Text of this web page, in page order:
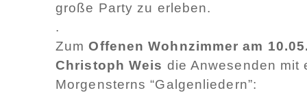
große Party zu erleben.
.
ZumOffenen Wohnzimmer am
Christoph Weis die Anwesenden mit
Morgensterns “Galgenliedern”: